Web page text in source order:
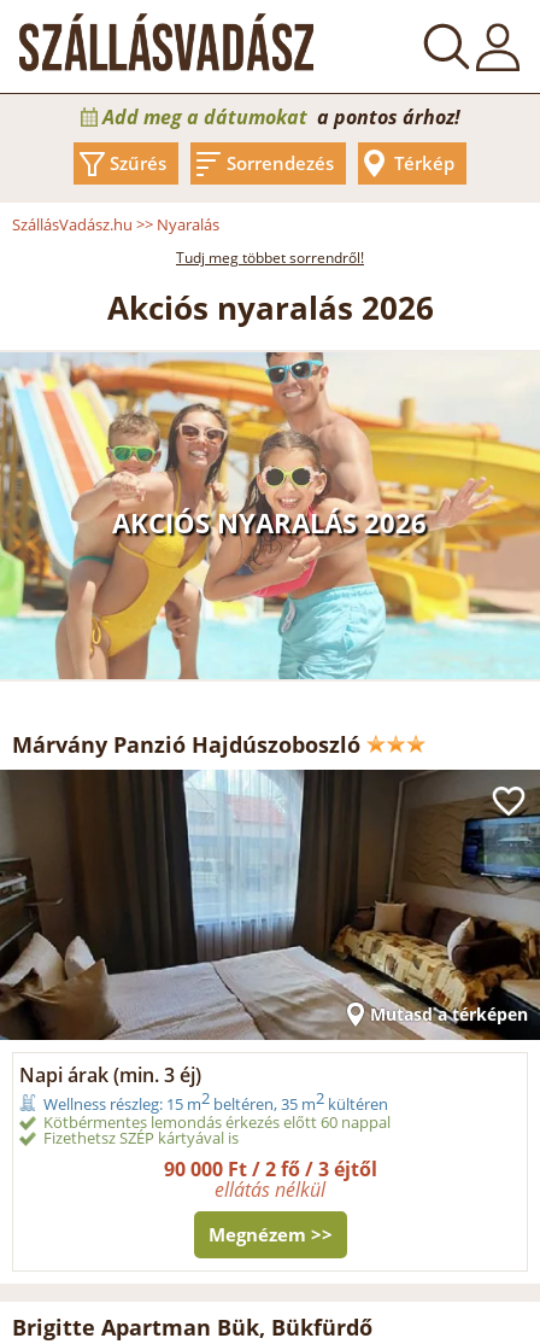
Add meg a dátumokat a pontos árhoz!
Szűrés Sorrendezés Térkép
SzállásVadász.hu >> Nyaralás
Tudj meg többet sorrendről!
Akciós nyaralás 2026
AKCIÓS NYARALÁS 2026
Márvány Panzió Hajdúszoboszló
Mutasd a térképen
Napi árak (min. 3 éj)
Wellness részleg: 15 m2 beltéren, 35 m2 kültéren
Kötbérmentes lemondás érkezés előtt 60 nappal
Fizethetsz SZÉP kártyával is
90 000 Ft / 2 fő / 3 éjtől
ellátás nélkül
Megnézem >>
Brigitte Apartman Bük, Bükfürdő